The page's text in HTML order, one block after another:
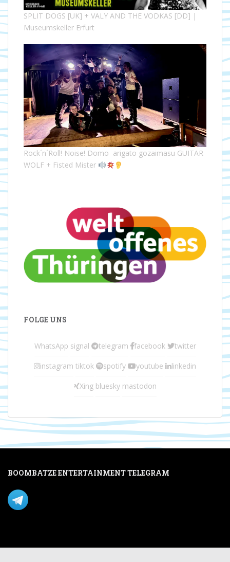
SPLIT DOGS [UK] + VALY AND THE VODKAS [DD] |
Museumskeller Erfurt
Rock´n´Roll! Noise! Domo arigato gozaimasu GUITAR
WOLF + Fisted Mister
FOLGE UNS
WhatsApp signal telegram facebook twitter
instagram tiktok spotify youtube linkedin
Xing bluesky mastodon
BOOMBATZE ENTERTAINMENT TELEGRAM